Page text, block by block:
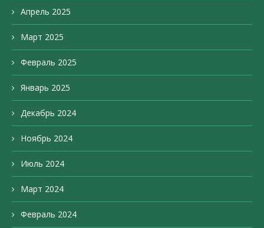
Апрель 2025
Март 2025
Февраль 2025
Январь 2025
Декабрь 2024
Ноябрь 2024
Июль 2024
Март 2024
Февраль 2024